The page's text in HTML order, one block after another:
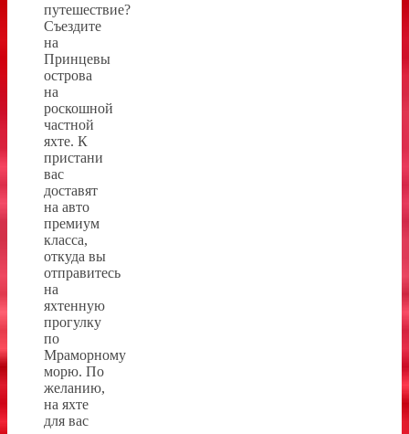
путешествие?
Съездите
на
Принцевы
острова
на
роскошной
частной
яхте. К
пристани
вас
доставят
на авто
премиум
класса,
откуда вы
отправитесь
на
яхтенную
прогулку
по
Мраморному
морю. По
желанию,
на яхте
для вас